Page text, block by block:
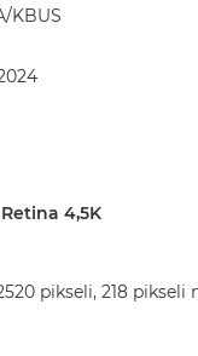
KBUS
4,5K
pikseli, 218 pikseli